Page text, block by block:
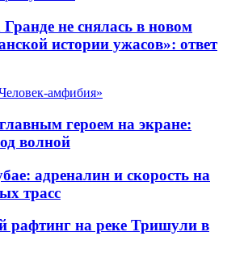
не снялась в новом
истории ужасов»: ответ
героем на экране:
волной
адреналин и скорость на
трасс
рафтинг на реке Тришули в